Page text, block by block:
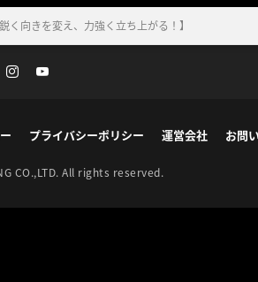
く向きを変え、力強く立ち上がる！】
プライバシーポリシー 運営会社 お問
CO.,LTD. All rights reserved.